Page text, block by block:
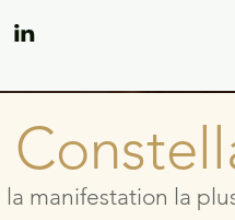
la manifestation la